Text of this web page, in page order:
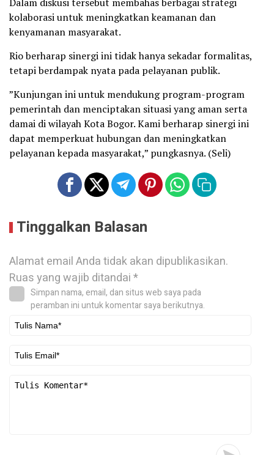
kolaborasi untuk meningkatkan keamanan dan
kenyamanan masyarakat.
Rio berharap sinergi ini tidak hanya sekadar formalitas,
tetapi berdampak nyata pada pelayanan publik.
​”Kunjungan ini untuk mendukung program-program
pemerintah dan menciptakan situasi yang aman serta
damai di wilayah Kota Bogor. Kami berharap sinergi ini
dapat memperkuat hubungan dan meningkatkan
pelayanan kepada masyarakat,” pungkasnya. (Seli)
Tinggalkan Balasan
Alamat email Anda tidak akan dipublikasikan.
Ruas yang wajib ditandai*
Simpan nama, email, dan situs web saya pada
peramban ini untuk komentar saya berikutnya.